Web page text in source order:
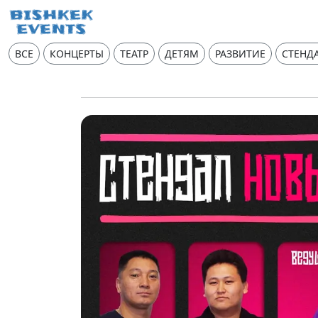
ВСЕ КОНЦЕРТЫ ТЕАТР ДЕТЯМ РАЗВИТИЕ